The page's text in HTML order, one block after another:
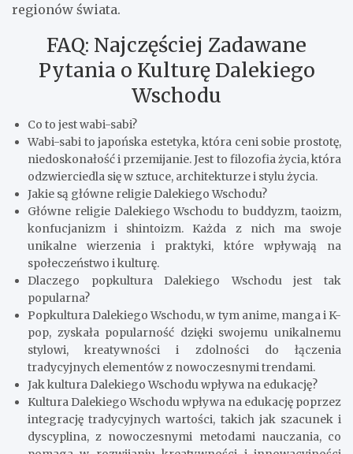
regionów świata.
FAQ: Najczęściej Zadawane
Pytania o Kulturę Dalekiego
Wschodu
Co to jest wabi-sabi?
Wabi-sabi to japońska estetyka, która ceni sobie prostotę,
niedoskonałość i przemijanie. Jest to filozofia życia, która
odzwierciedla się w sztuce, architekturze i stylu życia.
Jakie są główne religie Dalekiego Wschodu?
Główne religie Dalekiego Wschodu to buddyzm, taoizm,
konfucjanizm i shintoizm. Każda z nich ma swoje
unikalne wierzenia i praktyki, które wpływają na
społeczeństwo i kulturę.
Dlaczego popkultura Dalekiego Wschodu jest tak
popularna?
Popkultura Dalekiego Wschodu, w tym anime, manga i K-
pop, zyskała popularność dzięki swojemu unikalnemu
stylowi, kreatywności i zdolności do łączenia
tradycyjnych elementów z nowoczesnymi trendami.
Jak kultura Dalekiego Wschodu wpływa na edukację?
Kultura Dalekiego Wschodu wpływa na edukację poprzez
integrację tradycyjnych wartości, takich jak szacunek i
dyscyplina, z nowoczesnymi metodami nauczania, co